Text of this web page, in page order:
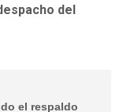
del
el respaldo